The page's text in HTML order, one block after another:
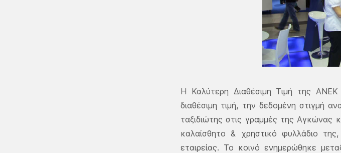
Η Καλύτερη Διαθέσιμη Τιμή της ΑΝΕΚ
διαθέσιμη τιμή, την δεδομένη στιγμή
ταξιδιώτης στις γραμμές της
καλαίσθητο & χρηστικό φυλλάδιο
εταιρείας. Το κοινό ενημερώθηκε